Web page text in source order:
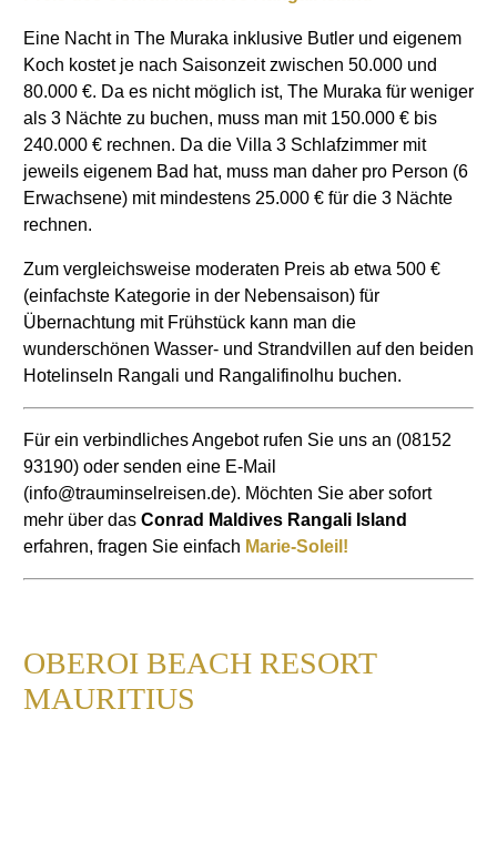
Eine Nacht in The Muraka inklusive Butler und eigenem
Koch kostet je nach Saisonzeit zwischen 50.000 und
80.000 €. Da es nicht möglich ist, The Muraka für weniger
als 3 Nächte zu buchen, muss man mit 150.000 € bis
240.000 € rechnen. Da die Villa 3 Schlafzimmer mit
jeweils eigenem Bad hat, muss man daher pro Person (6
Erwachsene) mit mindestens 25.000 € für die 3 Nächte
rechnen.
Zum vergleichsweise moderaten Preis ab etwa 500 €
(einfachste Kategorie in der Nebensaison) für
Übernachtung mit Frühstück kann man die
wunderschönen Wasser- und Strandvillen auf den beiden
Hotelinseln Rangali und Rangalifinolhu buchen.
Für ein verbindliches Angebot rufen Sie uns an (08152
93190) oder senden eine E-Mail
(info@trauminselreisen.de). Möchten Sie aber sofort
mehr über das Conrad Maldives Rangali Island
erfahren, fragen Sie einfach Marie-Soleil!
OBEROI BEACH RESORT
MAURITIUS